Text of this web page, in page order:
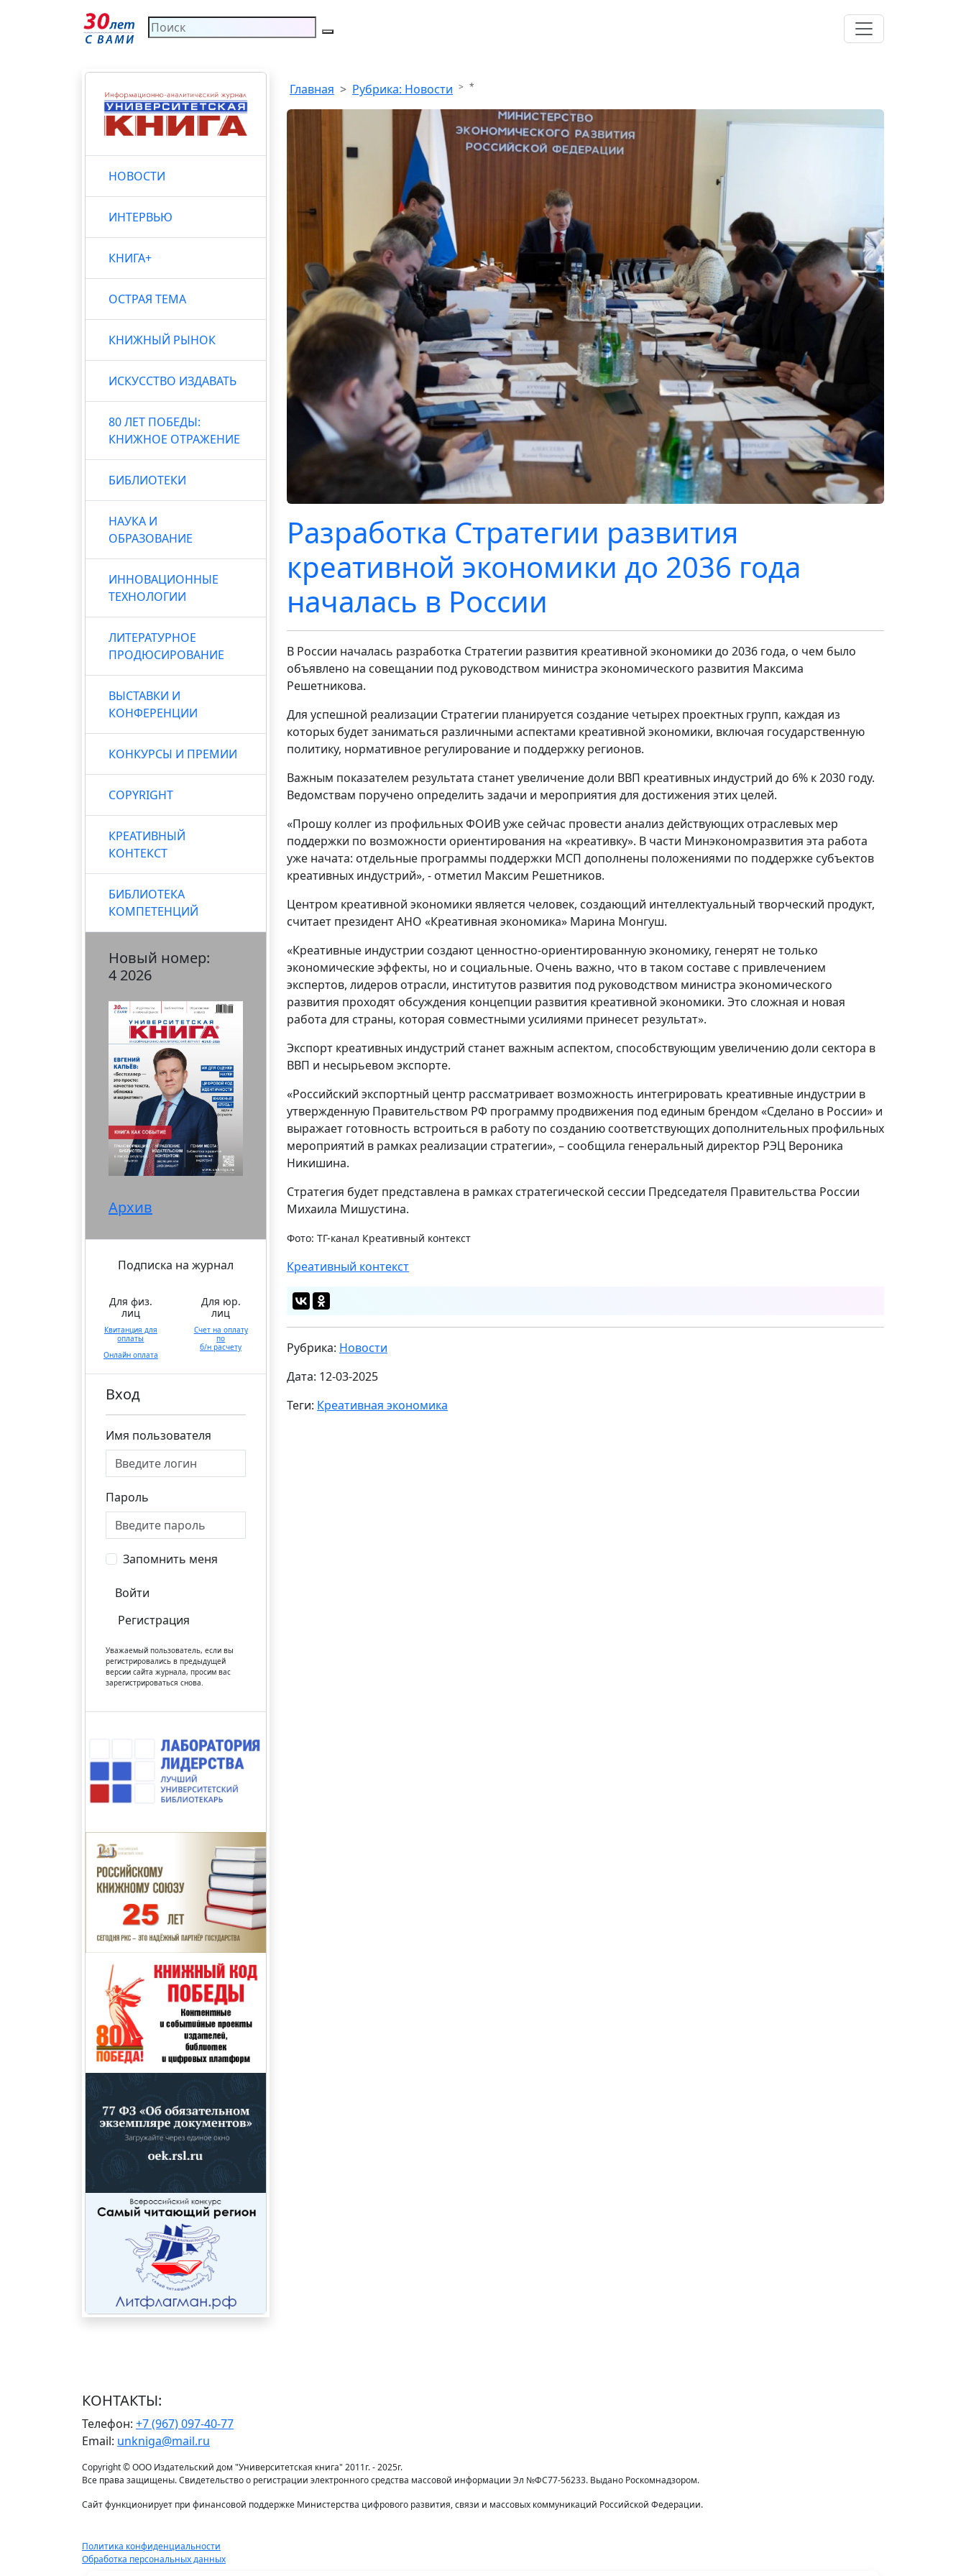
НОВОСТИ
ИНТЕРВЬЮ
КНИГА+
ОСТРАЯ ТЕМА
КНИЖНЫЙ РЫНОК
ИСКУССТВО ИЗДАВАТЬ
80 ЛЕТ ПОБЕДЫ:
КНИЖНОЕ ОТРАЖЕНИЕ
БИБЛИОТЕКИ
НАУКА И
ОБРАЗОВАНИЕ
ИННОВАЦИОННЫЕ
ТЕХНОЛОГИИ
ЛИТЕРАТУРНОЕ
ПРОДЮСИРОВАНИЕ
ВЫСТАВКИ И
КОНФЕРЕНЦИИ
КОНКУРСЫ И ПРЕМИИ
COPYRIGHT
КРЕАТИВНЫЙ
КОНТЕКСТ
БИБЛИОТЕКА
КОМПЕТЕНЦИЙ
Новый номер:
4 2026
Архив
Подписка на журнал
Для физ.
лиц
Квитанция для
оплаты
Онлайн оплата
Для юр.
лиц
Счет на оплату
по
б/н расчету
Вход
Имя пользователя
Пароль
Запомнить меня
Войти
Регистрация
Уважаемый пользователь, если вы
регистрировались в предыдущей
версии сайта журнала, просим вас
зарегистрироваться снова.
Главная Рубрика: Новости *
Разработка Стратегии развития
креативной экономики до 2036 года
началась в России
В России началась разработка Стратегии развития креативной экономики до 2036 года, о чем было
объявлено на совещании под руководством министра экономического развития Максима
Решетникова.
Для успешной реализации Стратегии планируется создание четырех проектных групп, каждая из
которых будет заниматься различными аспектами креативной экономики, включая государственную
политику, нормативное регулирование и поддержку регионов.
Важным показателем результата станет увеличение доли ВВП креативных индустрий до 6% к 2030 году.
Ведомствам поручено определить задачи и мероприятия для достижения этих целей.
«Прошу коллег из профильных ФОИВ уже сейчас провести анализ действующих отраслевых мер
поддержки по возможности ориентирования на «креативку». В части Минэкономразвития эта работа
уже начата: отдельные программы поддержки МСП дополнены положениями по поддержке субъектов
креативных индустрий», - отметил Максим Решетников.
Центром креативной экономики является человек, создающий интеллектуальный творческий продукт,
считает президент АНО «Креативная экономика» Марина Монгуш.
«Креативные индустрии создают ценностно-ориентированную экономику, генерят не только
экономические эффекты, но и социальные. Очень важно, что в таком составе с привлечением
экспертов, лидеров отрасли, институтов развития под руководством министра экономического
развития проходят обсуждения концепции развития креативной экономики. Это сложная и новая
работа для страны, которая совместными усилиями принесет результат».
Экспорт креативных индустрий станет важным аспектом, способствующим увеличению доли сектора в
ВВП и несырьевом экспорте.
«Российский экспортный центр рассматривает возможность интегрировать креативные индустрии в
утвержденную Правительством РФ программу продвижения под единым брендом «Сделано в России» и
выражает готовность встроиться в работу по созданию соответствующих дополнительных профильных
мероприятий в рамках реализации стратегии», – сообщила генеральный директор РЭЦ Вероника
Никишина.
Стратегия будет представлена в рамках стратегической сессии Председателя Правительства России
Михаила Мишустина.
Фото: ТГ-канал Креативный контекст
Креативный контекст
Рубрика: Новости
Дата: 12-03-2025
Теги: Креативная экономика
КОНТАКТЫ:
Телефон: +7 (967) 097-40-77
Email: unkniga@mail.ru
Copyright © ООО Издательский дом "Университетская книга" 2011г. - 2025г.
Все права защищены. Свидетельство о регистрации электронного средства массовой информации Эл №ФС77-56233. Выдано Роскомнадзором.
Сайт функционирует при финансовой поддержке Министерства цифрового развития, связи и массовых коммуникаций Российской Федерации.
Политика конфиденциальности
Обработка персональных данных